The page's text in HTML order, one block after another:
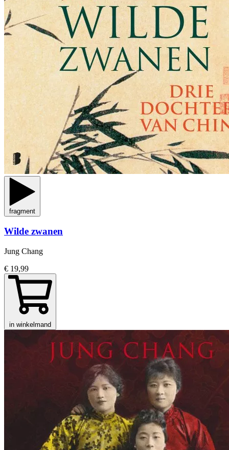
fragment
Wilde zwanen
Jung Chang
€ 19,99
in winkelmand